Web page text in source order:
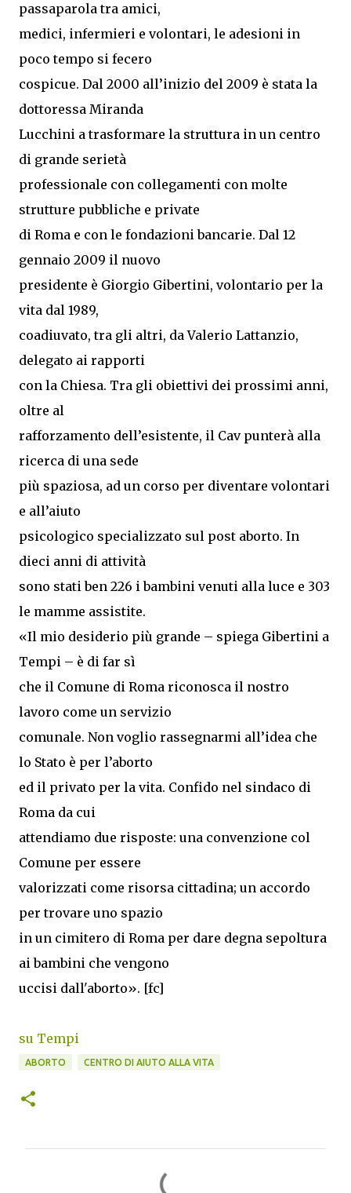
passaparola tra amici,
medici, infermieri e volontari, le adesioni in
poco tempo si fecero
cospicue. Dal 2000 all’inizio del 2009 è stata la
dottoressa Miranda
Lucchini a trasformare la struttura in un centro
di grande serietà
professionale con collegamenti con molte
strutture pubbliche e private
di Roma e con le fondazioni bancarie. Dal 12
gennaio 2009 il nuovo
presidente è Giorgio Gibertini, volontario per la
vita dal 1989,
coadiuvato, tra gli altri, da Valerio Lattanzio,
delegato ai rapporti
con la Chiesa. Tra gli obiettivi dei prossimi anni,
oltre al
rafforzamento dell’esistente, il Cav punterà alla
ricerca di una sede
più spaziosa, ad un corso per diventare volontari
e all’aiuto
psicologico specializzato sul post aborto. In
dieci anni di attività
sono stati ben 226 i bambini venuti alla luce e 303
le mamme assistite.
«Il mio desiderio più grande – spiega Gibertini a
Tempi – è di far sì
che il Comune di Roma riconosca il nostro
lavoro come un servizio
comunale. Non voglio rassegnarmi all’idea che
lo Stato è per l’aborto
ed il privato per la vita. Confido nel sindaco di
Roma da cui
attendiamo due risposte: una convenzione col
Comune per essere
valorizzati come risorsa cittadina; un accordo
per trovare uno spazio
in un cimitero di Roma per dare degna sepoltura
ai bambini che vengono
uccisi dall'aborto». [fc]
su Tempi
ABORTO CENTRO DI AIUTO ALLA VITA